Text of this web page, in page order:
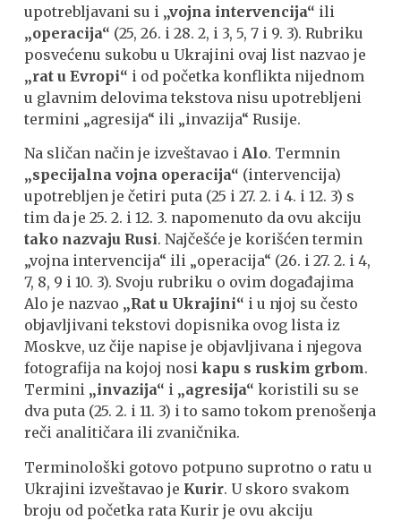
upotrebljavani su i „vojna intervencija“ ili
„operacija“ (25, 26. i 28. 2, i 3, 5, 7 i 9. 3). Rubriku
posvećenu sukobu u Ukrajini ovaj list nazvao je
„rat u Evropi“ i od početka konflikta nijednom
u glavnim delovima tekstova nisu upotrebljeni
termini „agresija“ ili „invazija“ Rusije.
Na sličan način je izveštavao iAlo. Termnin
„specijalna vojna operacija“ (intervencija)
upotrebljen je četiri puta (25 i 27. 2. i 4. i 12. 3) s
tim da je 25. 2. i 12. 3. napomenuto da ovu akciju
tako nazvaju Rusi. Najčešće je korišćen termin
„vojna intervencija“ ili „operacija“ (26. i 27. 2. i 4,
7, 8, 9 i 10. 3). Svoju rubriku o ovim događajima
Alo je nazvao „Rat u Ukrajini“ i u njoj su često
objavljivani tekstovi dopisnika ovog lista iz
Moskve, uz čije napise je objavljivana i njegova
fotografija na kojoj nosikapu s ruskim grbom.
Termini „invazija“ i „agresija“ koristili su se
dva puta (25. 2. i 11. 3) i to samo tokom prenošenja
reči analitičara ili zvaničnika.
Terminološki gotovo potpuno suprotno o ratu u
Ukrajini izveštavao je Kurir. U skoro svakom
broju od početka rata Kurir je ovu akciju